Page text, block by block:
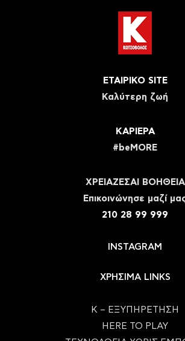
ΕΤΑΙΡΙΚΟ SITE
Καλύτερη ζωή
ΚΑΡΙΕΡΑ
#beMORE
ΧΡΕΙΑΖΕΣΑΙ ΒΟΗΘΕΙΑ
Eπικοινώνησε μαζί
210 28 99 999
INSTAGRAM
ΧΡΗΣΙΜΑ LINKS
Κ – ΕΞΥΠΗΡΕΤΗΣΗ
HERE TO PLAY